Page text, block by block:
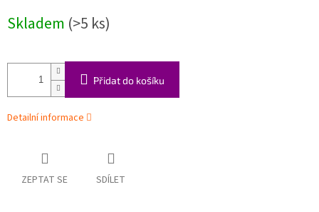
cena:
Skladem (>5 ks)
Přidat do košíku
Detailní informace
ZEPTAT SE SDÍLET